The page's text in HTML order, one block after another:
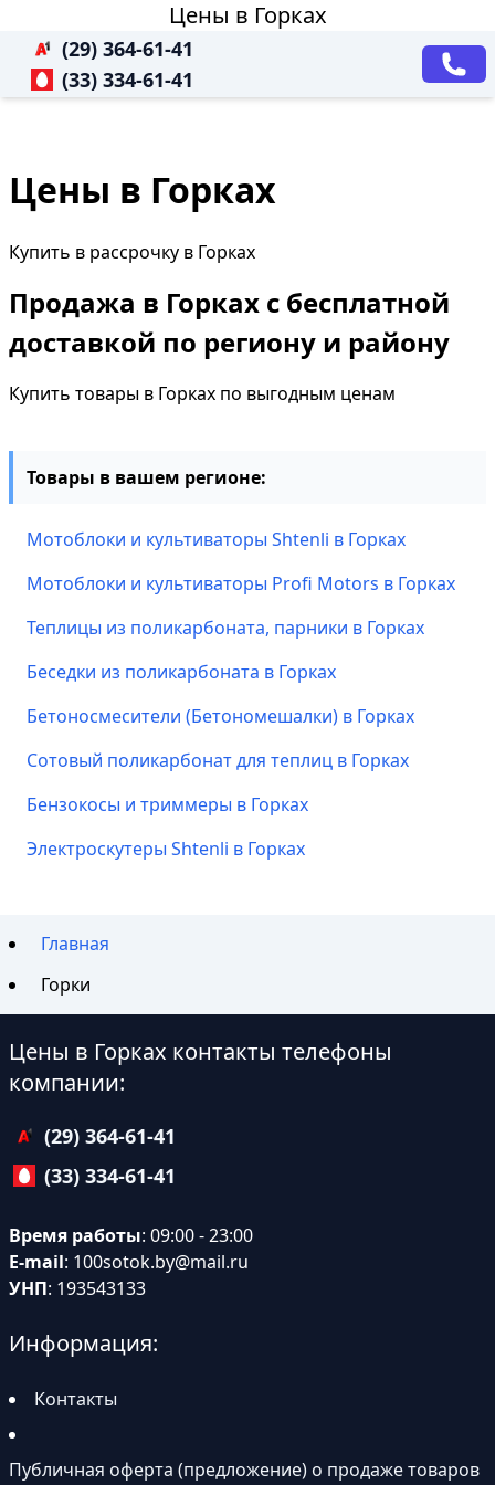
Цены в Горках
(29) 364-61-41
(33) 334-61-41
Цены в Горках
Купить в рассрочку в Горках
Продажа в Горках с бесплатной
доставкой по региону и району
Купить товары в Горках по выгодным ценам
Товары в вашем регионе:
Мотоблоки и культиваторы Shtenli в Горках
Мотоблоки и культиваторы Profi Motors в Горках
Теплицы из поликарбоната, парники в Горках
Беседки из поликарбоната в Горках
Бетоносмесители (Бетономешалки) в Горках
Сотовый поликарбонат для теплиц в Горках
Бензокосы и триммеры в Горках
Электроскутеры Shtenli в Горках
Главная
Горки
Цены в Горках контакты телефоны
компании:
(29) 364-61-41
(33) 334-61-41
Время работы: 09:00 - 23:00
E-mail: 100sotok.by@mail.ru
УНП: 193543133
Информация:
Контакты
Публичная оферта (предложение) о продаже товаров